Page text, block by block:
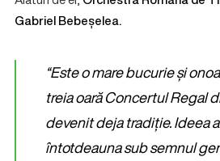
Gabriel Bebeșelea.
“Este o mare bucurie și
treia oară Concertul Regal
devenit deja tradiție. Ideea
întotdeauna sub semnul